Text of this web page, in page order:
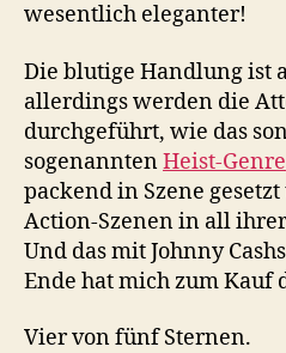
wesentlich eleganter!
Die blutige Handlung ist
allerdings werden die
durchgeführt, wie das
sogenanntenHeist-Genre
packend in Szene
Action-Szenen in all
Und das mit Johnny
Ende hat mich zum Kauf
Vier von fünf Sternen.